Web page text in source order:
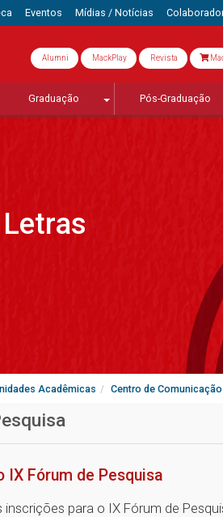
Eventos Mídias / Notícias
Alumni MackPlay Revista
Graduação Pós-Graduação
Acadêmicas Centro de
IX Fórum de Pesquisa
para o IX Fórum de